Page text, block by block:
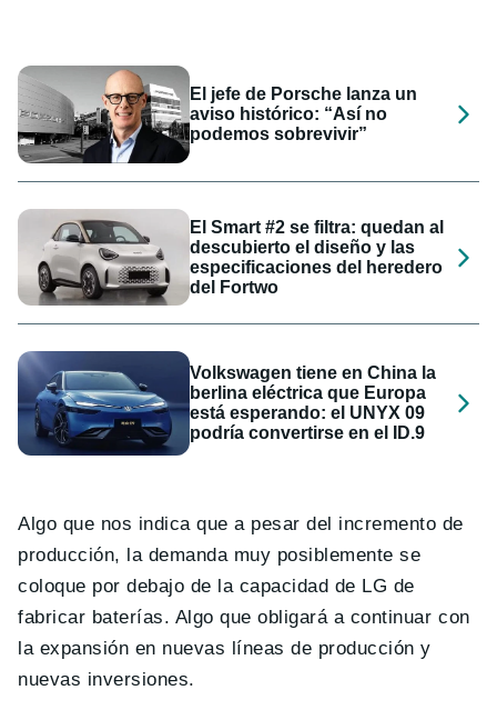
El jefe de Porsche lanza un
aviso histórico: “Así no
podemos sobrevivir”
El Smart #2 se filtra: quedan al
descubierto el diseño y las
especificaciones del heredero
del Fortwo
Volkswagen tiene en China la
berlina eléctrica que Europa
está esperando: el UNYX 09
podría convertirse en el ID.9
Algo que nos indica que a pesar del incremento de
producción, la demanda muy posiblemente se
coloque por debajo de la capacidad de LG de
fabricar baterías. Algo que obligará a continuar con
la expansión en nuevas líneas de producción y
nuevas inversiones.